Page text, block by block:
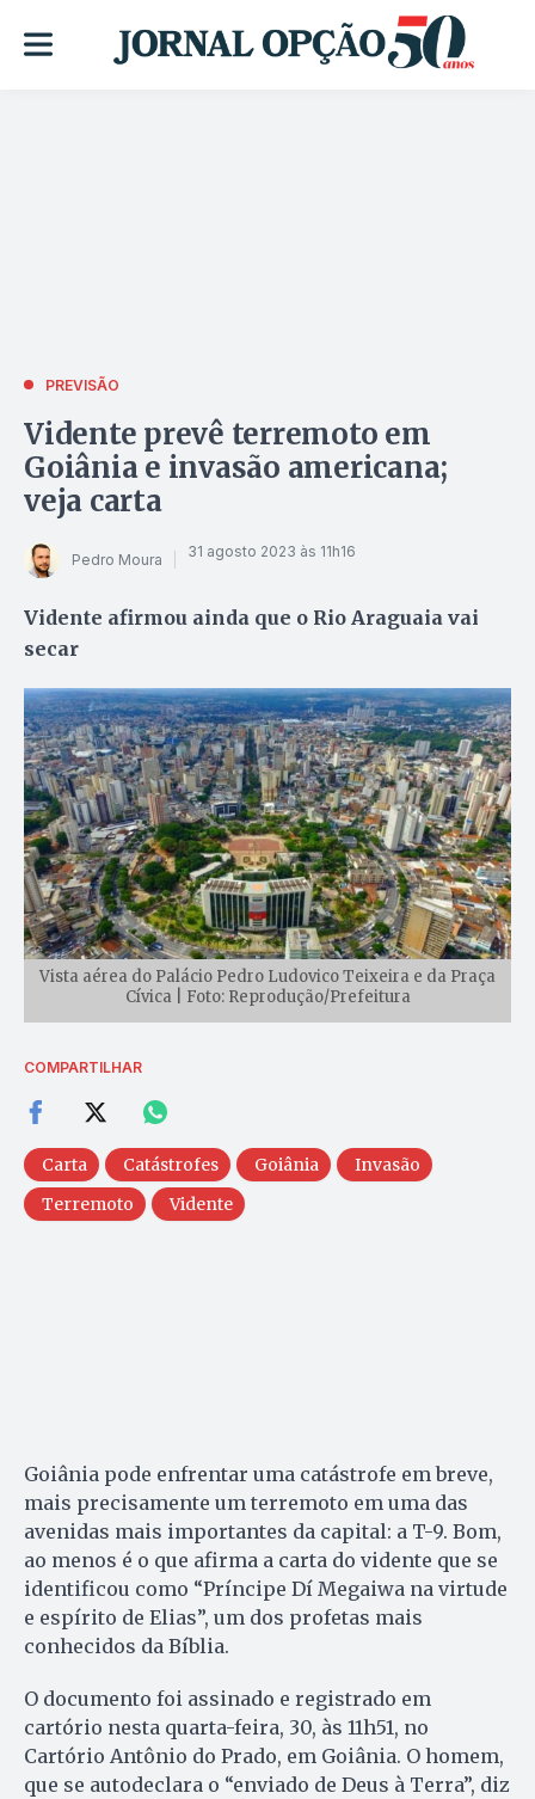
PREVISÃO
Vidente prevê terremoto em
Goiânia e invasão americana;
veja carta
Pedro Moura 31 agosto 2023 às 11h16
Vidente afirmou ainda que o Rio Araguaia vai
secar
Vista aérea do Palácio Pedro Ludovico Teixeira e da Praça
Cívica | Foto: Reprodução/Prefeitura
COMPARTILHAR
Carta Catástrofes Goiânia
Invasão
Terremoto
Vidente
Goiânia pode enfrentar uma catástrofe em breve,
mais precisamente um terremoto em uma das
avenidas mais importantes da capital: a T-9. Bom,
ao menos é o que afirma a carta do vidente que se
identificou como “Príncipe Dí Megaiwa na virtude
e espírito de Elias”, um dos profetas mais
conhecidos da Bíblia.
O documento foi assinado e registrado em
cartório nesta quarta-feira, 30, às 11h51, no
Cartório Antônio do Prado, em Goiânia. O homem,
que se autodeclara o “enviado de Deus à Terra”, diz